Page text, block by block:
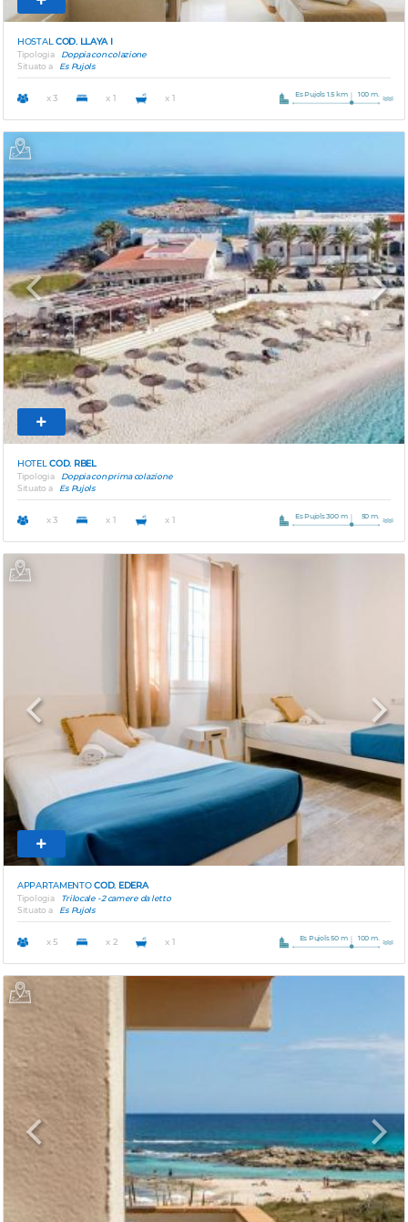
HOSTALCOD. LLAYA I
Tipologia
Doppia con colazione
Situato a
Es Pujols
x 3 x 1 x 1 Es Pujols 1.5 km 100 m.
Previous Next
HOTELCOD. RBEL
Tipologia
Doppia con prima colazione
Situato a
Es Pujols
x 3 x 1 x 1 Es Pujols 300 m 50 m.
Previous Next
APPARTAMENTOCOD. EDERA
Tipologia
Trilocale - 2 camere da letto
Situato a
Es Pujols
x 5 x 2 x 1 Es Pujols 50 m 100 m.
Previous Next